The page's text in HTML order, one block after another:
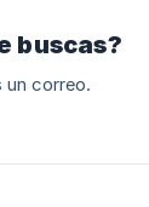
buscas?
correo.